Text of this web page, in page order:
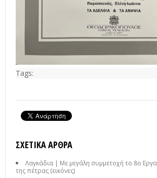
Tags:
ΣΧΕΤΙΚΆ ΆΡΘΡΑ
Λαγκάδια | Με μεγάλη συμμετοχή το 8ο
της πέτρας (εικόνες)